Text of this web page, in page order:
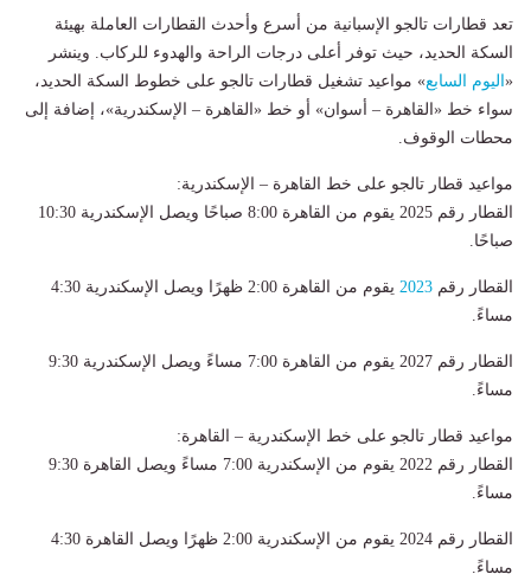
تعد قطارات تالجو الإسبانية من أسرع وأحدث القطارات العاملة بهيئة
السكة الحديد، حيث توفر أعلى درجات الراحة والهدوء للركاب. وينشر
«اليوم السابع» مواعيد تشغيل قطارات تالجو على خطوط السكة الحديد،
سواء خط «القاهرة – أسوان» أو خط «القاهرة – الإسكندرية»، إضافة إلى
محطات الوقوف.
مواعيد قطار تالجو على خط القاهرة – الإسكندرية:
القطار رقم 2025 يقوم من القاهرة 8:00 صباحًا ويصل الإسكندرية 10:30
صباحًا.
القطار رقم 2023
يقوم من القاهرة 2:00 ظهرًا ويصل الإسكندرية 4:30
مساءً.
القطار رقم 2027 يقوم من القاهرة 7:00 مساءً ويصل الإسكندرية 9:30
مساءً.
مواعيد قطار تالجو على خط الإسكندرية – القاهرة:
القطار رقم 2022 يقوم من الإسكندرية 7:00 مساءً ويصل القاهرة 9:30
مساءً.
القطار رقم 2024 يقوم من الإسكندرية 2:00 ظهرًا ويصل القاهرة 4:30
مساءً.